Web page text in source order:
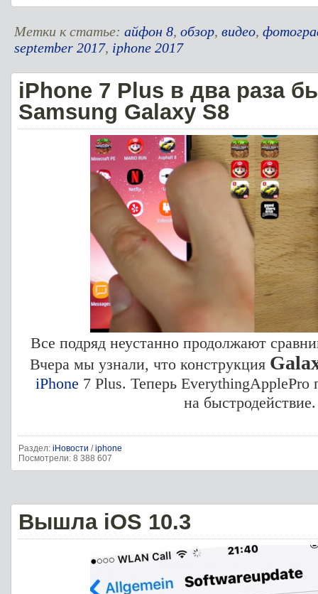
Метки к статье: айфон 8, обзор, видео,
september 2017, iphone 2017
iPhone 7 Plus в два раза
Samsung Galaxy S8
Все подряд неустанно продолжают
Вчера мы узнали, что конструкция
iPhone 7 Plus. Теперь
на быстродействие.
Раздел: iНовости /iphone
Посмотрели: 8 388 607
Вышла iOS 10.3